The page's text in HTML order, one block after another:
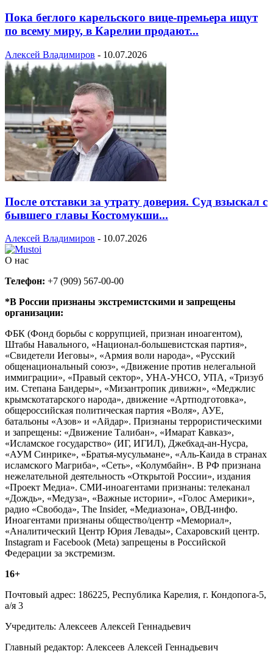
Пока беглого карельского вице-премьера ищут
по всему миру, в Карелии продают...
Алексей Владимиров - 10.07.2026
После отставки за утрату доверия. Суд взыскал с
бывшего главы Костомукши...
Алексей Владимиров - 10.07.2026
О нас
Телефон: +7 (909) 567-00-00
*В России признаны экстремистскими и запрещены
организации:
ФБК (Фонд борьбы с коррупцией, признан иноагентом),
Штабы Навального, «Национал-большевистская партия»,
«Свидетели Иеговы», «Армия воли народа», «Русский
общенациональный союз», «Движение против нелегальной
иммиграции», «Правый сектор», УНА-УНСО, УПА, «Тризуб
им. Степана Бандеры», «Мизантропик дивижн», «Меджлис
крымскотатарского народа», движение «Артподготовка»,
общероссийская политическая партия «Воля», АУЕ,
батальоны «Азов» и «Айдар». Признаны террористическими
и запрещены: «Движение Талибан», «Имарат Кавказ»,
«Исламское государство» (ИГ, ИГИЛ), Джебхад-ан-Нусра,
«АУМ Синрике», «Братья-мусульмане», «Аль-Каида в странах
исламского Магриба», «Сеть», «Колумбайн». В РФ признана
нежелательной деятельность «Открытой России», издания
«Проект Медиа». СМИ-иноагентами признаны: телеканал
«Дождь», «Медуза», «Важные истории», «Голос Америки»,
радио «Свобода», The Insider, «Медиазона», ОВД-инфо.
Иноагентами признаны общество/центр «Мемориал»,
«Аналитический Центр Юрия Левады», Сахаровский центр.
Instagram и Facebook (Metа) запрещены в Российской
Федерации за экстремизм.
16+
Почтовый адрес: 186225, Республика Карелия, г. Кондопога-5,
а/я 3
Учредитель: Алексеев Алексей Геннадьевич
Главный редактор: Алексеев Алексей Геннадьевич